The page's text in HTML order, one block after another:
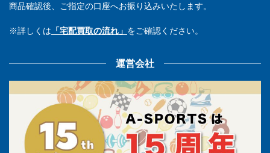
商品確認後、ご指定の口座へお振り込みいたします。
※詳しくは 「宅配買取の流れ」 をご確認ください。
運営会社